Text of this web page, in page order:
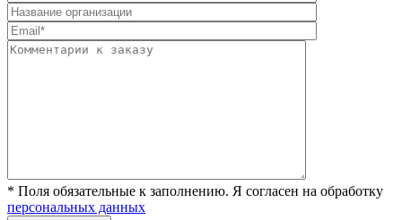
* Поля обязательные к заполнению. Я согласен на обработку
персональных данных